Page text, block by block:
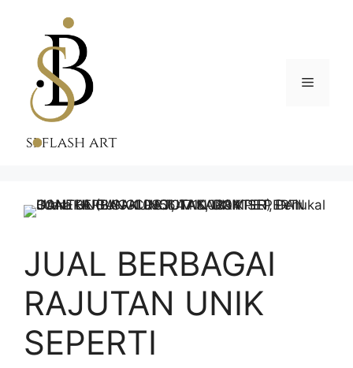
content
Menu
JUAL BERBAGAI
RAJUTAN UNIK
SEPERTI